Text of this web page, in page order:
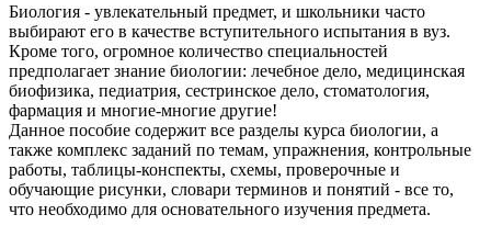
Биология - увлекательный предмет, и школьники часто
выбирают его в качестве вступительного испытания в вуз.
Кроме того, огромное количество специальностей
предполагает знание биологии: лечебное дело, медицинская
биофизика, педиатрия, сестринское дело, стоматология,
фармация и многие-многие другие!
Данное пособие содержит все разделы курса биологии, а
также комплекс заданий по темам, упражнения, контрольные
работы, таблицы-конспекты, схемы, проверочные и
обучающие рисунки, словари терминов и понятий - все то,
что необходимо для основательного изучения предмета.